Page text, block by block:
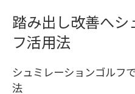
ョンゴルフ活用術
シュミレーション
一歩目で変わるスイ
踏み出し改善へ
フ活用法
シュミレーションゴルフ
法